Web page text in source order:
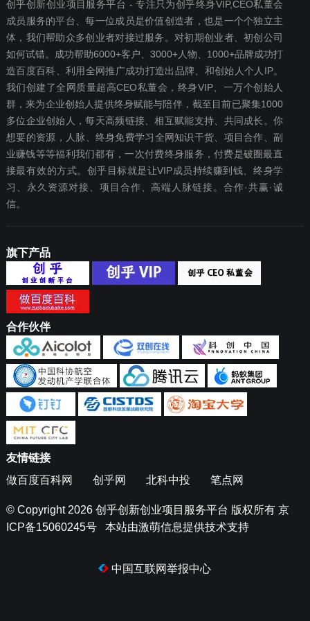
创乎创新创业项目服务平台 - 专注只为创乎终身VIP,CEO私董会
成员服务的平台、每一位成员是价值创造者，也是一个个独立主
体，我们帮助众多创业者对接过服务。对初期创业者、初创公司
如何试错。成功帮助6000+客户、3000+人物、1000+品牌成功打
造百度百科、利用全网推广成功打造出品牌、和创始人个人IP。
我们创建了全网质量超高CEO私董会，终身VIP、一万个创始人
群，来为企业创始人提供终身赋能与陪伴，截至目前已聚集1000
多位企业创始人，每天高频链接、相互赋能支持、共同成长。你
想要‬的资源，人脉、终身免费学习全网知识干货、项目合作、副
业赚钱等等福利我们都‬有，一次付费终‬身服务，付费是破圈最‬直
接最有效‬的方式。创乎目标就是让VIP成员持续赚到钱、终身学
习、永久资源对接、项目合作、高端人脉链接。合作·共赢·诚
信。
旗下产品
合作伙伴
友情链接
做百度百科网
创乎网 北科中投 笔点网
© Copyright 2026 创乎创新创业项目服务平台 版权所有 京
ICP备15060245号本站由激萌信息提供技术支持
中国互联网举报中心